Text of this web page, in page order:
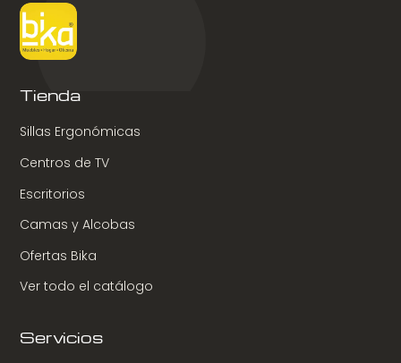
Tienda
Sillas Ergonómicas
Centros de TV
Escritorios
Camas y Alcobas
Ofertas Bika
Ver todo el catálogo
Servicios